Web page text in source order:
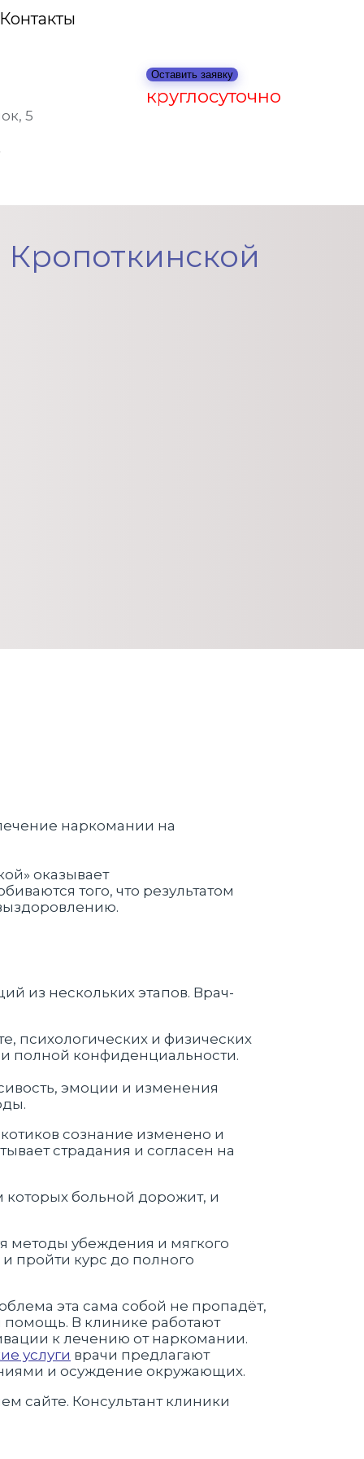
Контакты
5
Оставить заявку
круглосуточно
оказывает
того, что результатом
из нескольких этапов. Врач-
психологических и физических
полной конфиденциальности.
эмоции и изменения
сознание изменено и
страдания и согласен на
больной дорожит, и
методы убеждения и мягкого
пройти курс до полного
эта сама собой не пропадёт,
помощь. В клинике работают
к лечению от наркомании.
услуги врачи предлагают
и осуждение окружающих.
сайте. Консультант клиники